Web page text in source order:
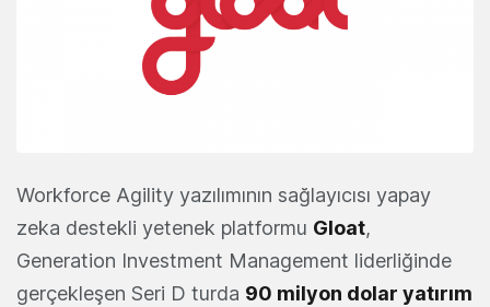
Workforce Agility yazılımının sağlayıcısı yapay
zeka destekli yetenek platformu Gloat,
Generation Investment Management liderliğinde
gerçekleşen Seri D turda 90 milyon dolar yatırım